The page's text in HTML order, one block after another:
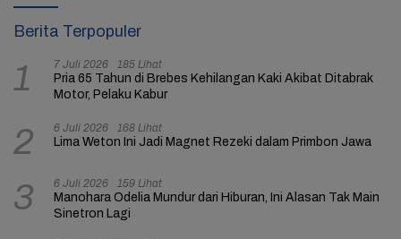
Berita Terpopuler
1 7 Juli 2026 185 Lihat
Pria 65 Tahun di Brebes Kehilangan Kaki Akibat Ditabrak
Motor, Pelaku Kabur
2 6 Juli 2026 168 Lihat
Lima Weton Ini Jadi Magnet Rezeki dalam Primbon Jawa
3 6 Juli 2026 159 Lihat
Manohara Odelia Mundur dari Hiburan, Ini Alasan Tak Main
Sinetron Lagi